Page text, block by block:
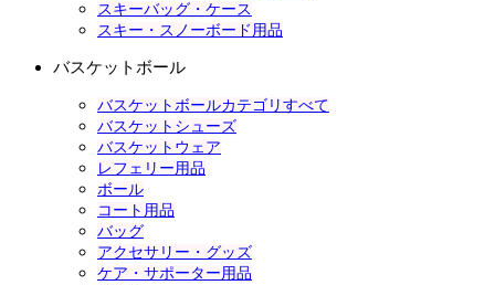
スキーバッグ・ケース
スキー・スノーボード用品
バスケットボール
バスケットボールカテゴリすべて
バスケットシューズ
バスケットウェア
レフェリー用品
ボール
コート用品
バッグ
アクセサリー・グッズ
ケア・サポーター用品